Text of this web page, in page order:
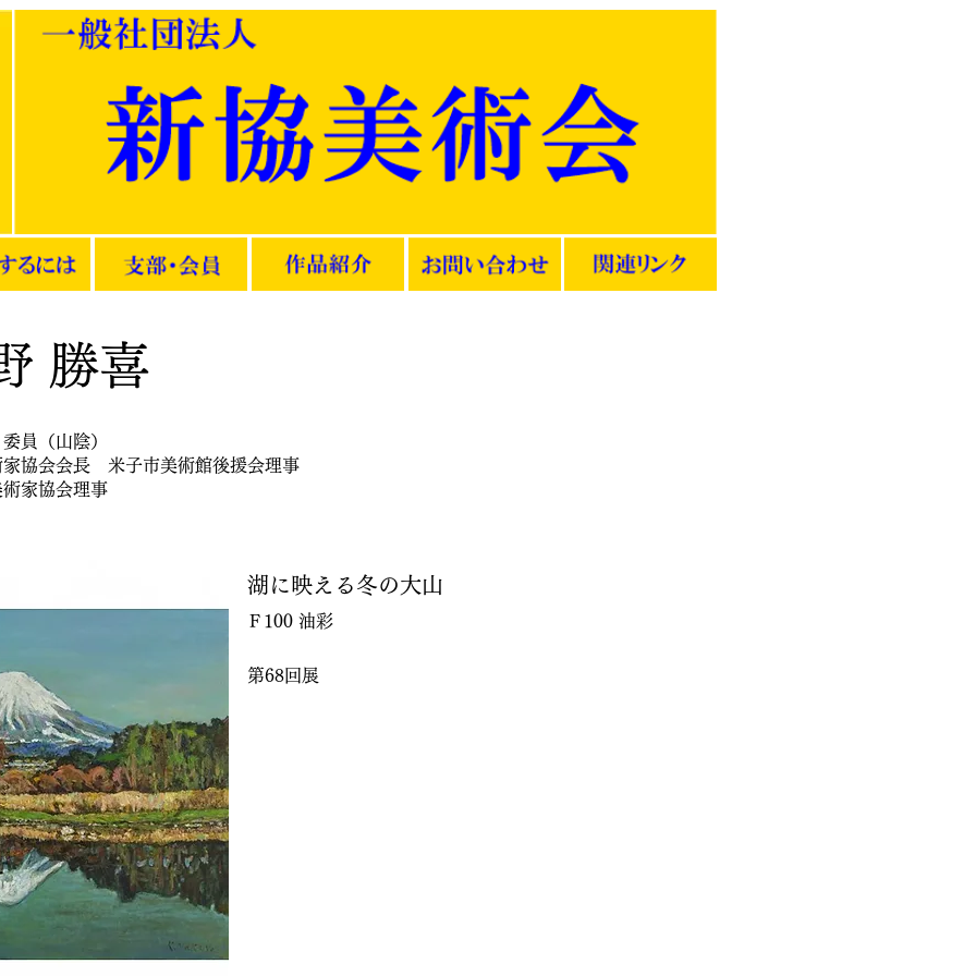
勝喜
員（山陰）
家協会会長 米子市美術館後援会理事
家協会理事
湖に映える冬の大山
Ｆ100 油彩
第68回展